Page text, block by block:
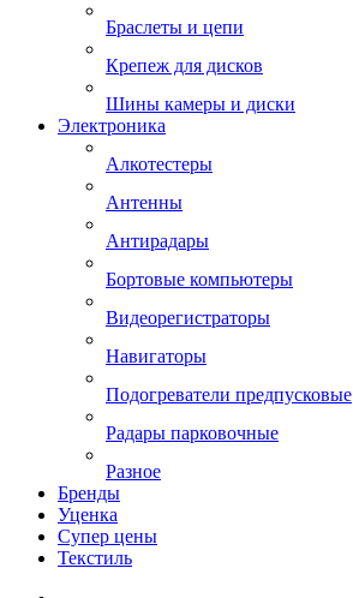
Браслеты и цепи
Крепеж для дисков
Шины камеры и диски
Электроника
Алкотестеры
Антенны
Антирадары
Бортовые компьютеры
Видеорегистраторы
Навигаторы
Подогреватели предпусковые
Радары парковочные
Разное
Бренды
Уценка
Супер цены
Текстиль